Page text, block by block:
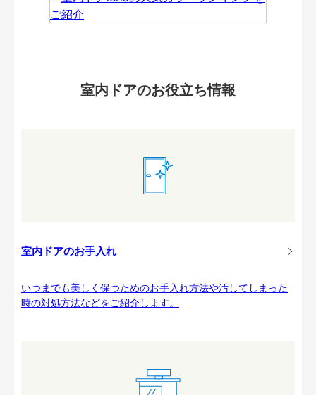
室内ドアのお役立ち情報
室内ドアのお手入れ
いつまでも美しく保つためのお手入れ方法や汚してしまった
時の対処方法などをご紹介します。